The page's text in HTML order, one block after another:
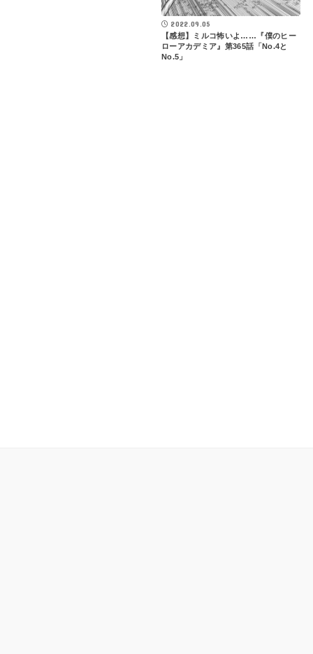
2022.09.05
【感想】ミルコ怖いよ……『僕のヒー
ローアカデミア』第365話「No.4と
No.5」